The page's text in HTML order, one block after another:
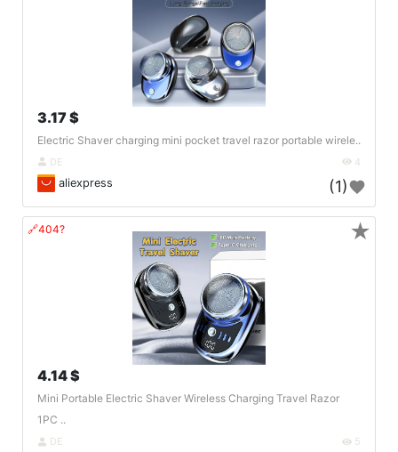
3.17 $
Electric Shaver charging mini pocket travel razor portable wirele..
DE 4
aliexpress (1)
🔗404?
4.14 $
Mini Portable Electric Shaver Wireless Charging Travel Razor
1PC ..
DE 5
★